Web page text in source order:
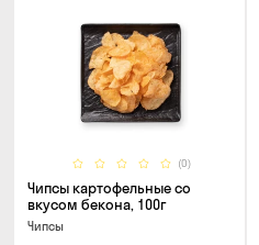
(0)
Чипсы картофельные со
вкусом бекона, 100г
Чипсы